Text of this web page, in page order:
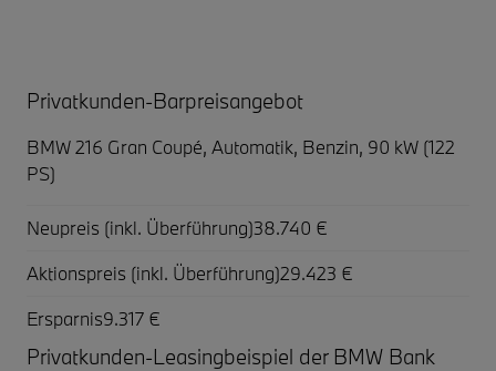
Privatkunden-Barpreisangebot
BMW 216 Gran Coupé, Automatik, Benzin, 90 kW (122
PS)
Neupreis (inkl. Überführung)38.740 €
Aktionspreis (inkl. Überführung)29.423 €
Ersparnis9.317 €
Privatkunden-Leasingbeispiel der BMW Bank